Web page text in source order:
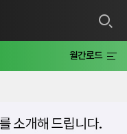
월간로드